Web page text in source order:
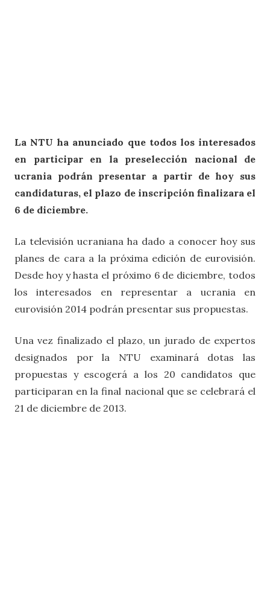
La NTU ha anunciado que todos los interesados
en participar en la preselección nacional de
ucrania podrán presentar a partir de hoy sus
candidaturas, el plazo de inscripción finalizara el
6 de diciembre.
La televisión ucraniana ha dado a conocer hoy sus
planes de cara a la próxima edición de eurovisión.
Desde hoy y hasta el próximo 6 de diciembre, todos
los interesados en representar a ucrania en
eurovisión 2014 podrán presentar sus propuestas.
Una vez finalizado el plazo, un jurado de expertos
designados por la NTU examinará dotas las
propuestas y escogerá a los 20 candidatos que
participaran en la final nacional que se celebrará el
21 de diciembre de 2013.